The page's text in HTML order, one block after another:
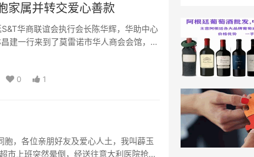
家属并转交爱心善款
华商联谊会执行会长陈华辉，华助中心
建一行来到了莫雷诺市华人商会会馆，慰
0 1
市上班突然晕倒，经送往意大利医院抢